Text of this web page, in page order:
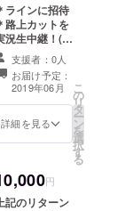
ラインに招待
路上カットを
況生中継！(見
なかった方に
動画を送りま
＊旅アルバ
ムをプレゼント
アカットセッ
トのビフォーア
事を記し、最
後にお礼のメッ
支援者：0人
お届け予定：
2019年06月
詳細を見る
こ
の
リ
タ
ー
ン
を
選
択
す
る
円
記のリターン